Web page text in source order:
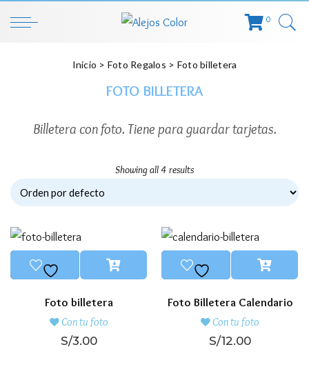
0
Inicio > Foto Regalos > Foto billetera
FOTO BILLETERA
Billetera con foto. Tiene para guardar tarjetas.
Showing all 4 results
Foto billetera
Con tu foto
S/3.00
Foto Billetera Calendario
Con tu foto
S/12.00